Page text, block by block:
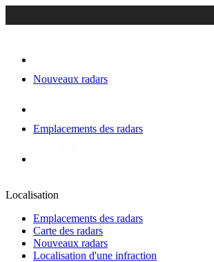
Nouveaux radars
Emplacements des radars
Localisation
Emplacements des radars
Carte des radars
Nouveaux radars
Localisation d'une infraction